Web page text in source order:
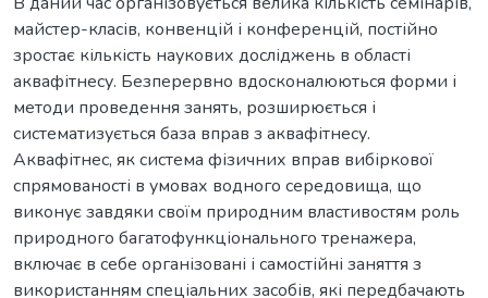
майстер-класів, конвенцій і конференцій, постійно
зростає кількість наукових досліджень в області
аквафітнесу. Безперервно вдосконалюються форми і
методи проведення занять, розширюється і
систематизується база вправ з аквафітнесу.
Аквафітнес, як система фізичних вправ вибіркової
спрямованості в умовах водного середовища, що
виконує завдяки своїм природним властивостям роль
природного багатофункціонального тренажера,
включає в себе організовані і самостійні заняття з
використанням спеціальних засобів, які передбачають